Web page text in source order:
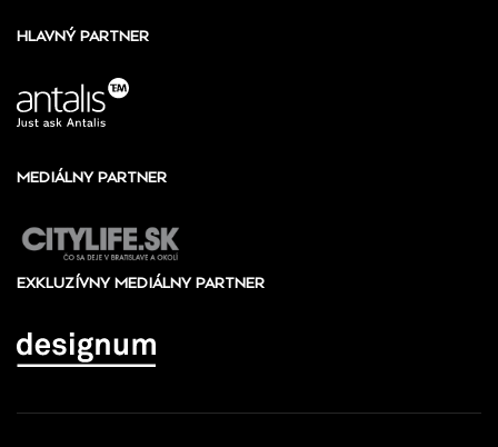
HLAVNÝ PARTNER
MEDIÁLNY PARTNER
EXKLUZÍVNY MEDIÁLNY PARTNER